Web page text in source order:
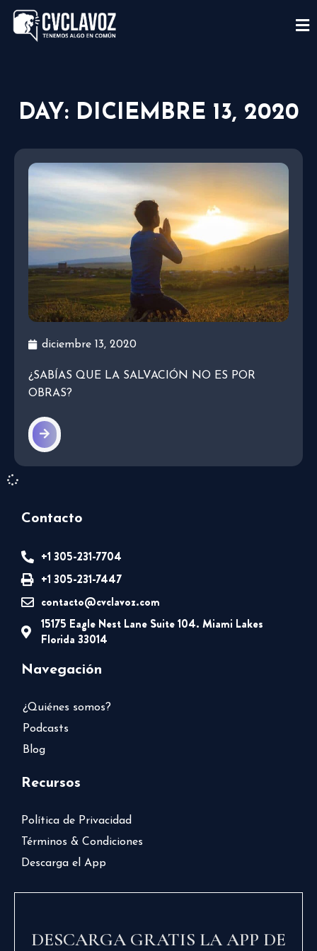
DAY: DICIEMBRE 13, 2020
diciembre 13, 2020
¿SABÍAS QUE LA SALVACIÓN NO ES POR
OBRAS?
Contacto
+1 305-231-7704
+1 305-231-7447
contacto@cvclavoz.com
15175 Eagle Nest Lane Suite 104. Miami Lakes
Florida 33014
Navegación
¿Quiénes somos?
Podcasts
Blog
Recursos
Política de Privacidad
Términos & Condiciones
Descarga el App
DESCARGA GRATIS LA APP DE